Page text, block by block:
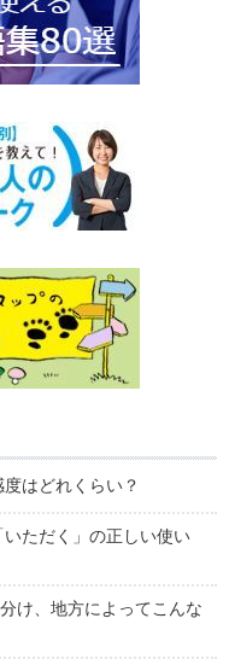
度はどれくらい？
ただく」の正しい使い
け、地方によってこんな